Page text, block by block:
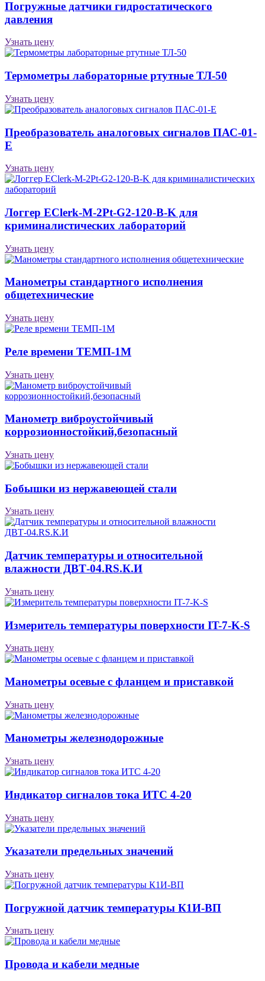
Погружные датчики гидростатического
давления
Узнать цену
Термометры лабораторные ртутные ТЛ-50
Узнать цену
Преобразователь аналоговых сигналов ПАС-01-
Е
Узнать цену
Логгер EClerk-M-2Pt-G2-120-B-K для
криминалистических лабораторий
Узнать цену
Манометры стандартного исполнения
общетехнические
Узнать цену
Реле времени ТЕМП-1М
Узнать цену
Манометр виброустойчивый
коррозионностойкий,безопасный
Узнать цену
Бобышки из нержавеющей стали
Узнать цену
Датчик температуры и относительной
влажности ДВТ-04.RS.К.И
Узнать цену
Измеритель температуры поверхности IT-7-K-S
Узнать цену
Манометры осевые с фланцем и приставкой
Узнать цену
Манометры железнодорожные
Узнать цену
Индикатор сигналов тока ИТС 4-20
Узнать цену
Указатели предельных значений
Узнать цену
Погружной датчик температуры К1И-ВП
Узнать цену
Провода и кабели медные